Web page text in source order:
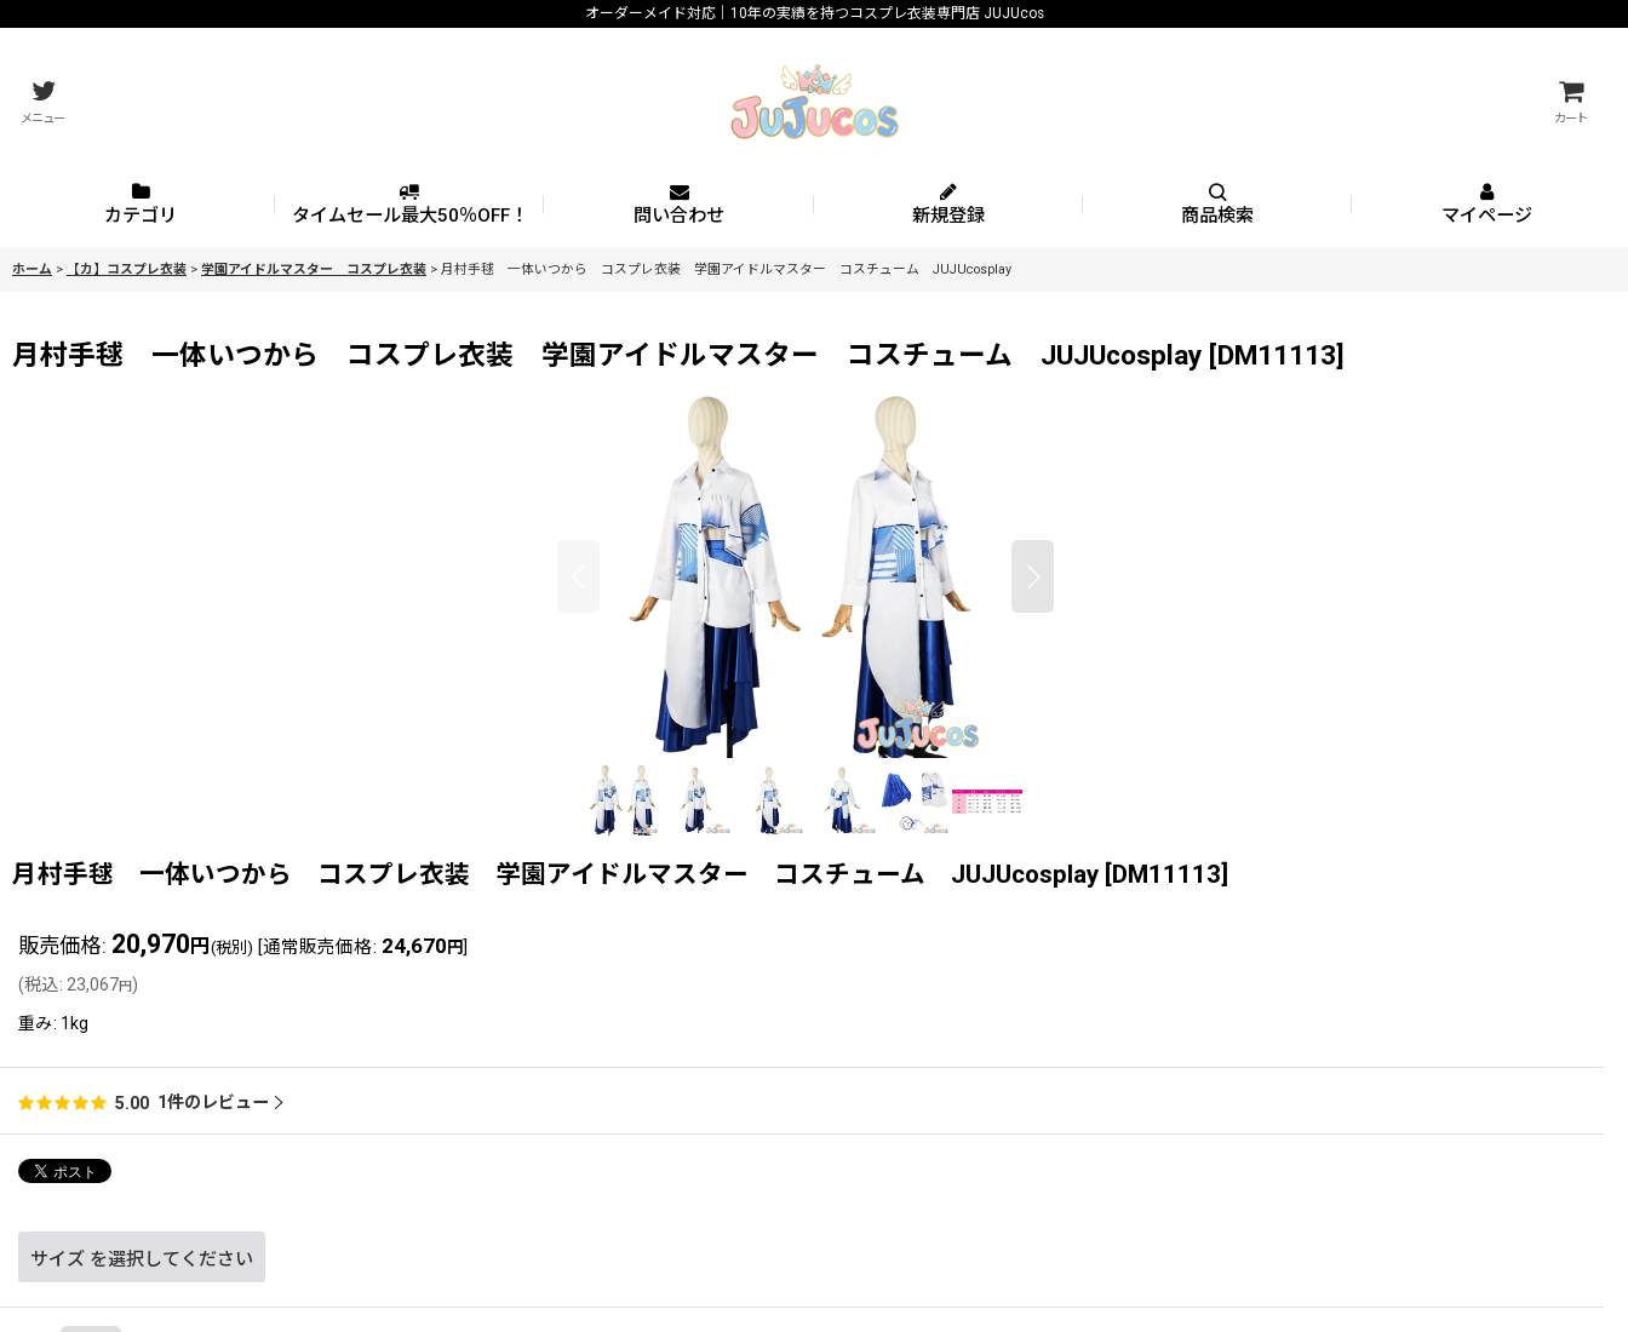
オーダーメイド対応｜10年の実績を持つコスプレ衣装専門店 JUJUcos
メニュー カート
カテゴリ タイムセール最大50％OFF！ 問い合わせ 新規登録 商品検索 マイページ
ホーム > 【カ】コスプレ衣装 > 学園アイドルマスター コスプレ衣装 > 月村手毬 一体いつから コスプレ衣装 学園アイドルマスター コスチューム JUJUcosplay
月村手毬 一体いつから コスプレ衣装 学園アイドルマスター コスチューム JUJUcosplay [DM11113]
月村手毬 一体いつから コスプレ衣装 学園アイドルマスター コスチューム JUJUcosplay [DM11113]
販売価格: 20,970 円 (税別) [通常販売価格: 24,670 円]
(税込: 23,067円)
重み: 1kg
5.00 1件のレビュー
サイズ を選択してください